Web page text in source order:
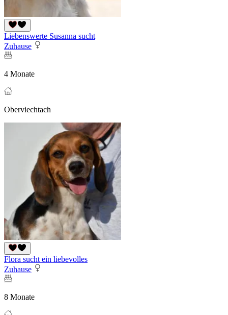
Liebenswerte Susanna sucht
Zuhause
4 Monate
Oberviechtach
Flora sucht ein liebevolles
Zuhause
8 Monate